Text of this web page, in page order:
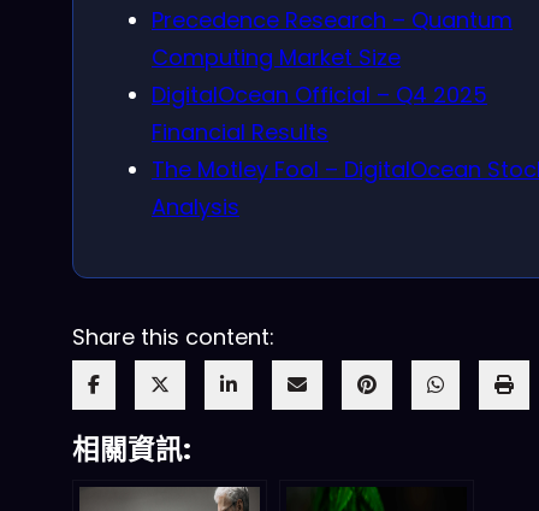
Precedence Research – Quantum
Computing Market Size
DigitalOcean Official – Q4 2025
Financial Results
The Motley Fool – DigitalOcean
Analysis
Share this content:
相關資訊: